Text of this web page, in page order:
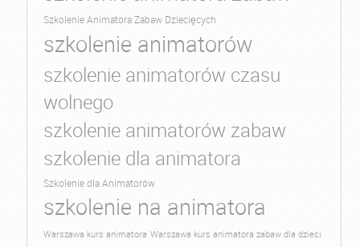
Szkolenie Animatora Zabaw Dziecięcych
szkolenie animatorów
szkolenie animatorów czasu
wolnego
szkolenie animatorów zabaw
szkolenie dla animatora
Szkolenie dla Animatorów
szkolenie na animatora
Warszawa kurs animatora Warszawa kurs animatora zabaw dla dzieci